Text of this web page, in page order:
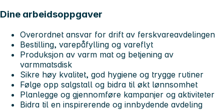
Dine arbeidsoppgaver
Overordnet ansvar for drift av ferskvareavdelingen
Bestilling, varepåfylling og vareflyt
Produksjon av varm mat og betjening av
varmmatsdisk
Sikre høy kvalitet, god hygiene og trygge rutiner
Følge opp salgstall og bidra til økt lønnsomhet
Planlegge og gjennomføre kampanjer og aktiviteter
Bidra til en inspirerende og innbydende avdeling